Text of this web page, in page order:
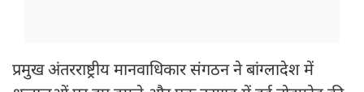
प्रमुख अंतरराष्ट्रीय मानवाधिकार संगठन ने बांग्लादेश में